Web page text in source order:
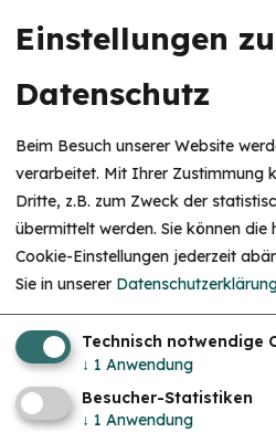
Four strolls through the history of the
bestellen
Einstellungen
Datenschutz
Beim Besuch unserer Website
verarbeitet. Mit Ihrer Zustimmung
Dritte, z.B. zum Zweck der
übermittelt werden. Sie können die
Cookie-Einstellungen jederzeit
Sie in unserer
Technisch notwendige
↓ 1 Anwendung
Besucher-Statistiken
↓ 1 Anwendung